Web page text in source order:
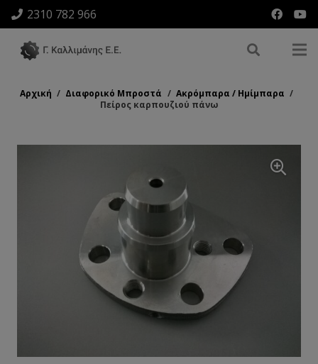
2310 782 966
Αρχική / Διαφορικό Μπροστά / Ακρόμπαρα / Ημίμπαρα /
Πείρος καρπουζιού πάνω